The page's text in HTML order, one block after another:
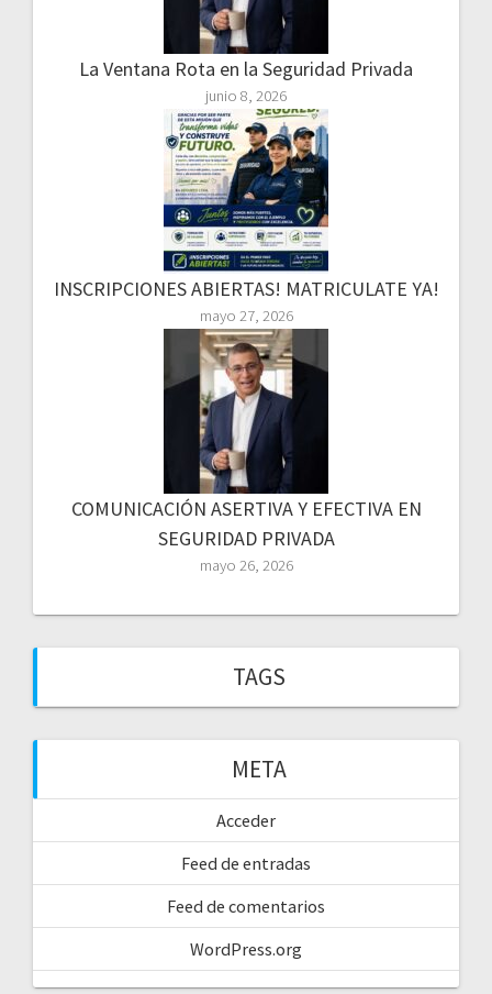
La Ventana Rota en la Seguridad Privada
junio 8, 2026
INSCRIPCIONES ABIERTAS! MATRICULATE YA!
mayo 27, 2026
COMUNICACIÓN ASERTIVA Y EFECTIVA EN
SEGURIDAD PRIVADA
mayo 26, 2026
TAGS
META
Acceder
Feed de entradas
Feed de comentarios
WordPress.org